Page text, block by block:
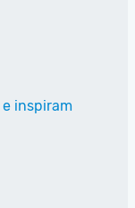
inspiram